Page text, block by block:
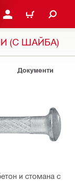
ВЛЕЗ ИЛИ СЕ
КОЛИЧКА
(С ШАЙБА)
Документи
и стомана с